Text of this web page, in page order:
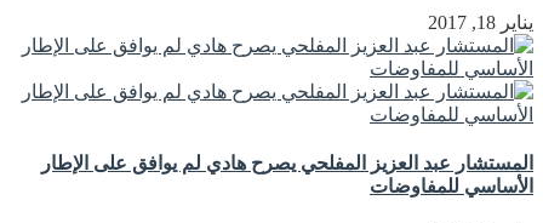
يناير 18, 2017
المستشار عبد العزيز المفلحي يصرح هادي لم يوافق على الإطار
الأساسي للمفاوضات